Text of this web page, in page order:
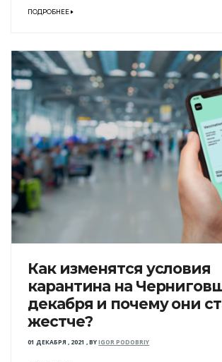
ПОДРОБНЕЕ
Как изменятся условия
карантина на
декабря и почему они
жестче?
01 ДЕКАБРЯ , 2021 ,BYIGOR PODOBRIY